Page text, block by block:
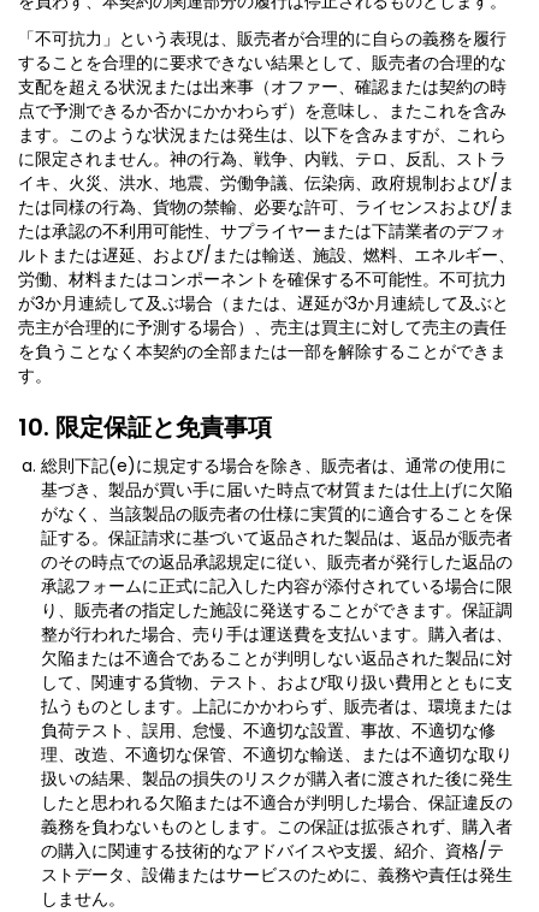
「不可抗力」という表現は、販売者が合理的に自らの義務を履行
することを合理的に要求できない結果として、販売者の合理的な
支配を超える状況または出来事（オファー、確認または契約の時
点で予測できるか否かにかかわらず）を意味し、またこれを含み
ます。このような状況または発生は、以下を含みますが、これら
に限定されません。神の行為、戦争、内戦、テロ、反乱、ストラ
イキ、火災、洪水、地震、労働争議、伝染病、政府規制および/ま
たは同様の行為、貨物の禁輸、必要な許可、ライセンスおよび/ま
たは承認の不利用可能性、サプライヤーまたは下請業者のデフォ
ルトまたは遅延、および/または輸送、施設、燃料、エネルギー、
労働、材料またはコンポーネントを確保する不可能性。不可抗力
が3か月連続して及ぶ場合（または、遅延が3か月連続して及ぶと
売主が合理的に予測する場合）、売主は買主に対して売主の責任
を負うことなく本契約の全部または一部を解除することができま
す。
10. 限定保証と免責事項
総則下記(e)に規定する場合を除き、販売者は、通常の使用に
基づき、製品が買い手に届いた時点で材質または仕上げに欠陥
がなく、当該製品の販売者の仕様に実質的に適合することを保
証する。保証請求に基づいて返品された製品は、返品が販売者
のその時点での返品承認規定に従い、販売者が発行した返品の
承認フォームに正式に記入した内容が添付されている場合に限
り、販売者の指定した施設に発送することができます。保証調
整が行われた場合、売り手は運送費を支払います。購入者は、
欠陥または不適合であることが判明しない返品された製品に対
して、関連する貨物、テスト、および取り扱い費用とともに支
払うものとします。上記にかかわらず、販売者は、環境または
負荷テスト、誤用、怠慢、不適切な設置、事故、不適切な修
理、改造、不適切な保管、不適切な輸送、または不適切な取り
扱いの結果、製品の損失のリスクが購入者に渡された後に発生
したと思われる欠陥または不適合が判明した場合、保証違反の
義務を負わないものとします。この保証は拡張されず、購入者
の購入に関連する技術的なアドバイスや支援、紹介、資格/テ
ストデータ、設備またはサービスのために、義務や責任は発生
しません。